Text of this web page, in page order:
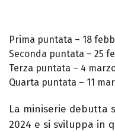
Prima puntata – 18
Seconda puntata – 25
Terza puntata – 4
Quarta puntata – 11
La miniserie debutta
2024 e si sviluppa in